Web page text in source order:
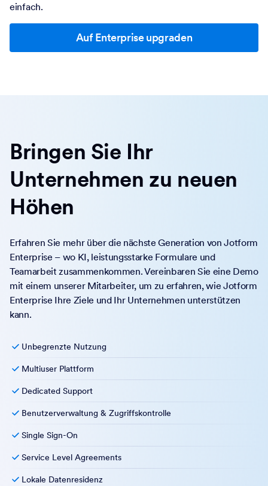
einfach.
Auf Enterprise upgraden
Bringen Sie Ihr
Unternehmen zu neuen
Höhen
Erfahren Sie mehr über die nächste Generation von Jotform
Enterprise – wo KI, leistungsstarke Formulare und
Teamarbeit zusammenkommen. Vereinbaren Sie eine Demo
mit einem unserer Mitarbeiter, um zu erfahren, wie Jotform
Enterprise Ihre Ziele und Ihr Unternehmen unterstützen
kann.
Unbegrenzte Nutzung
Multiuser Plattform
Dedicated Support
Benutzerverwaltung & Zugriffskontrolle
Single Sign-On
Service Level Agreements
Lokale Datenresidenz